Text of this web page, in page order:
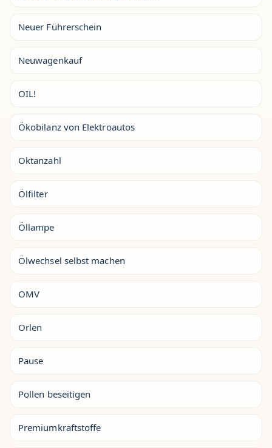
Neuer Führerschein
Neuwagenkauf
OIL!
Ökobilanz von Elektroautos
Oktanzahl
Ölfilter
Öllampe
Ölwechsel selbst machen
OMV
Orlen
Pause
Pollen beseitigen
Premiumkraftstoffe